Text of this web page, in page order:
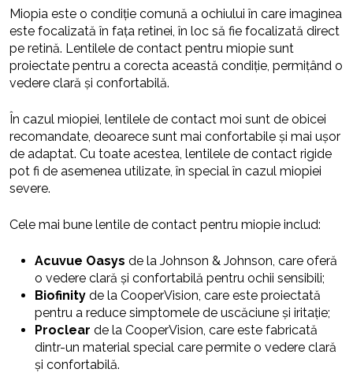
Miopia este o condiție comună a ochiului în care imaginea
este focalizată în fața retinei, în loc să fie focalizată direct
pe retină. Lentilele de contact pentru miopie sunt
proiectate pentru a corecta această condiție, permițând o
vedere clară și confortabilă.
În cazul miopiei, lentilele de contact moi sunt de obicei
recomandate, deoarece sunt mai confortabile și mai ușor
de adaptat. Cu toate acestea, lentilele de contact rigide
pot fi de asemenea utilizate, în special în cazul miopiei
severe.
Cele mai bune lentile de contact pentru miopie includ:
Acuvue Oasys de la Johnson & Johnson, care oferă
o vedere clară și confortabilă pentru ochii sensibili;
Biofinity de la CooperVision, care este proiectată
pentru a reduce simptomele de uscăciune și iritație;
Proclear de la CooperVision, care este fabricată
dintr-un material special care permite o vedere clară
și confortabilă.